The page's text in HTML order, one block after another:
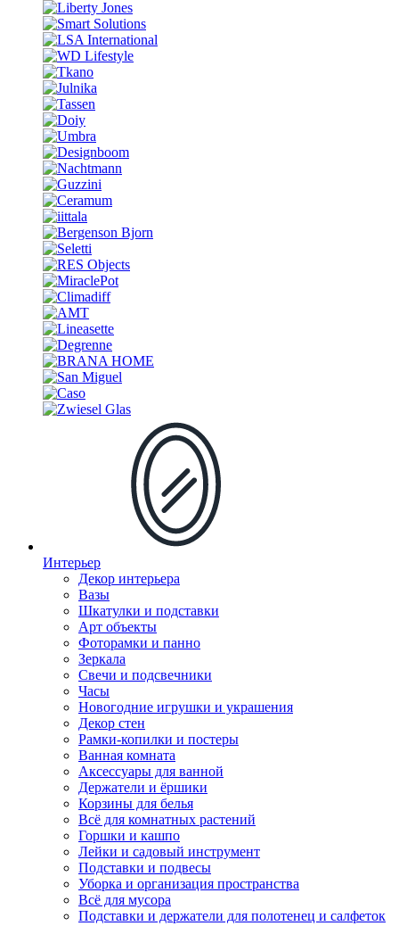
Интерьер
Декор интерьера
Вазы
Шкатулки и подставки
Арт объекты
Фоторамки и панно
Зеркала
Свечи и подсвечники
Часы
Новогодние игрушки и украшения
Декор стен
Рамки-копилки и постеры
Ванная комната
Аксессуары для ванной
Держатели и ёршики
Корзины для белья
Всё для комнатных растений
Горшки и кашпо
Лейки и садовый инструмент
Подставки и подвесы
Уборка и организация пространства
Всё для мусора
Подставки и держатели для полотенец и салфеток